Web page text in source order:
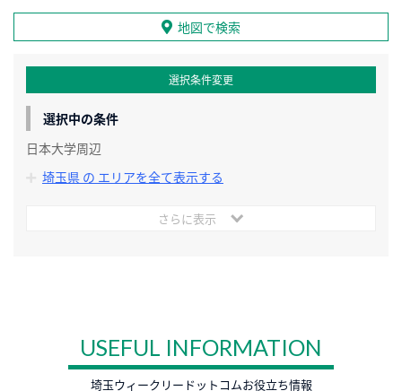
地図で検索
選択条件変更
選択中の条件
日本大学周辺
埼玉県 の エリアを全て表示する
さらに表示
USEFUL INFORMATION
埼玉ウィークリードットコムお役立ち情報